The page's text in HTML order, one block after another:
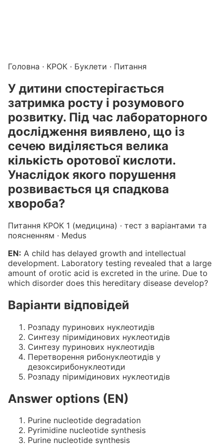
Головна · КРОК · Буклети · Питання
У дитини спостерігається
затримка росту і розумового
розвитку. Під час лабораторного
дослідження виявлено, що із
сечею виділяється велика
кількість оротової кислоти.
Унаслідок якого порушення
розвивається ця спадкова
хвороба?
Питання КРОК 1 (медицина) · тест з варіантами та
поясненням · Medus
EN: A child has delayed growth and intellectual
development. Laboratory testing revealed that a large
amount of orotic acid is excreted in the urine. Due to
which disorder does this hereditary disease develop?
Варіанти відповідей
Розпаду пуринових нуклеотидів
Синтезу піримідинових нуклеотидів
Синтезу пуринових нуклеотидів
Перетворення рибонуклеотидів у
дезоксирибонуклеотиди
Розпаду піримідинових нуклеотидів
Answer options (EN)
Purine nucleotide degradation
Pyrimidine nucleotide synthesis
Purine nucleotide synthesis